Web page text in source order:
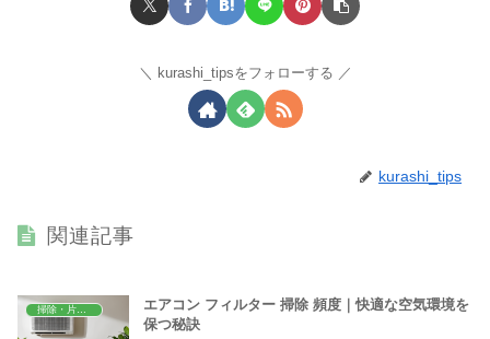
kurashi_tipsをフォローする
kurashi_tips
関連記事
エアコン フィルター 掃除 頻度｜快適な空気環境を
保つ秘訣